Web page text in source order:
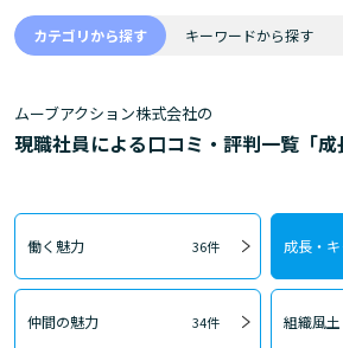
カテゴリから探す キーワードから探す
ムーブアクション株式会社の
現職社員による口コミ・評判一覧「成
働く魅力 36件 成長・
仲間の魅力 34件 組織風